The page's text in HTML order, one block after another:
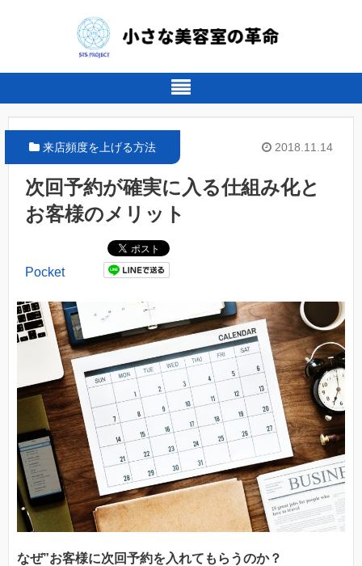
2018.11.14
来店頻度を上げる方法
次回予約が確実に入る仕組み化と
お客様のメリット
Pocket
なぜ”お客様に次回予約を入れてもらうのか？